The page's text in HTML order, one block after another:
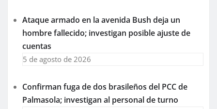
Ataque armado en la avenida Bush deja un
hombre fallecido; investigan posible ajuste de
cuentas
5 de agosto de 2026
Confirman fuga de dos brasileños del PCC de
Palmasola; investigan al personal de turno